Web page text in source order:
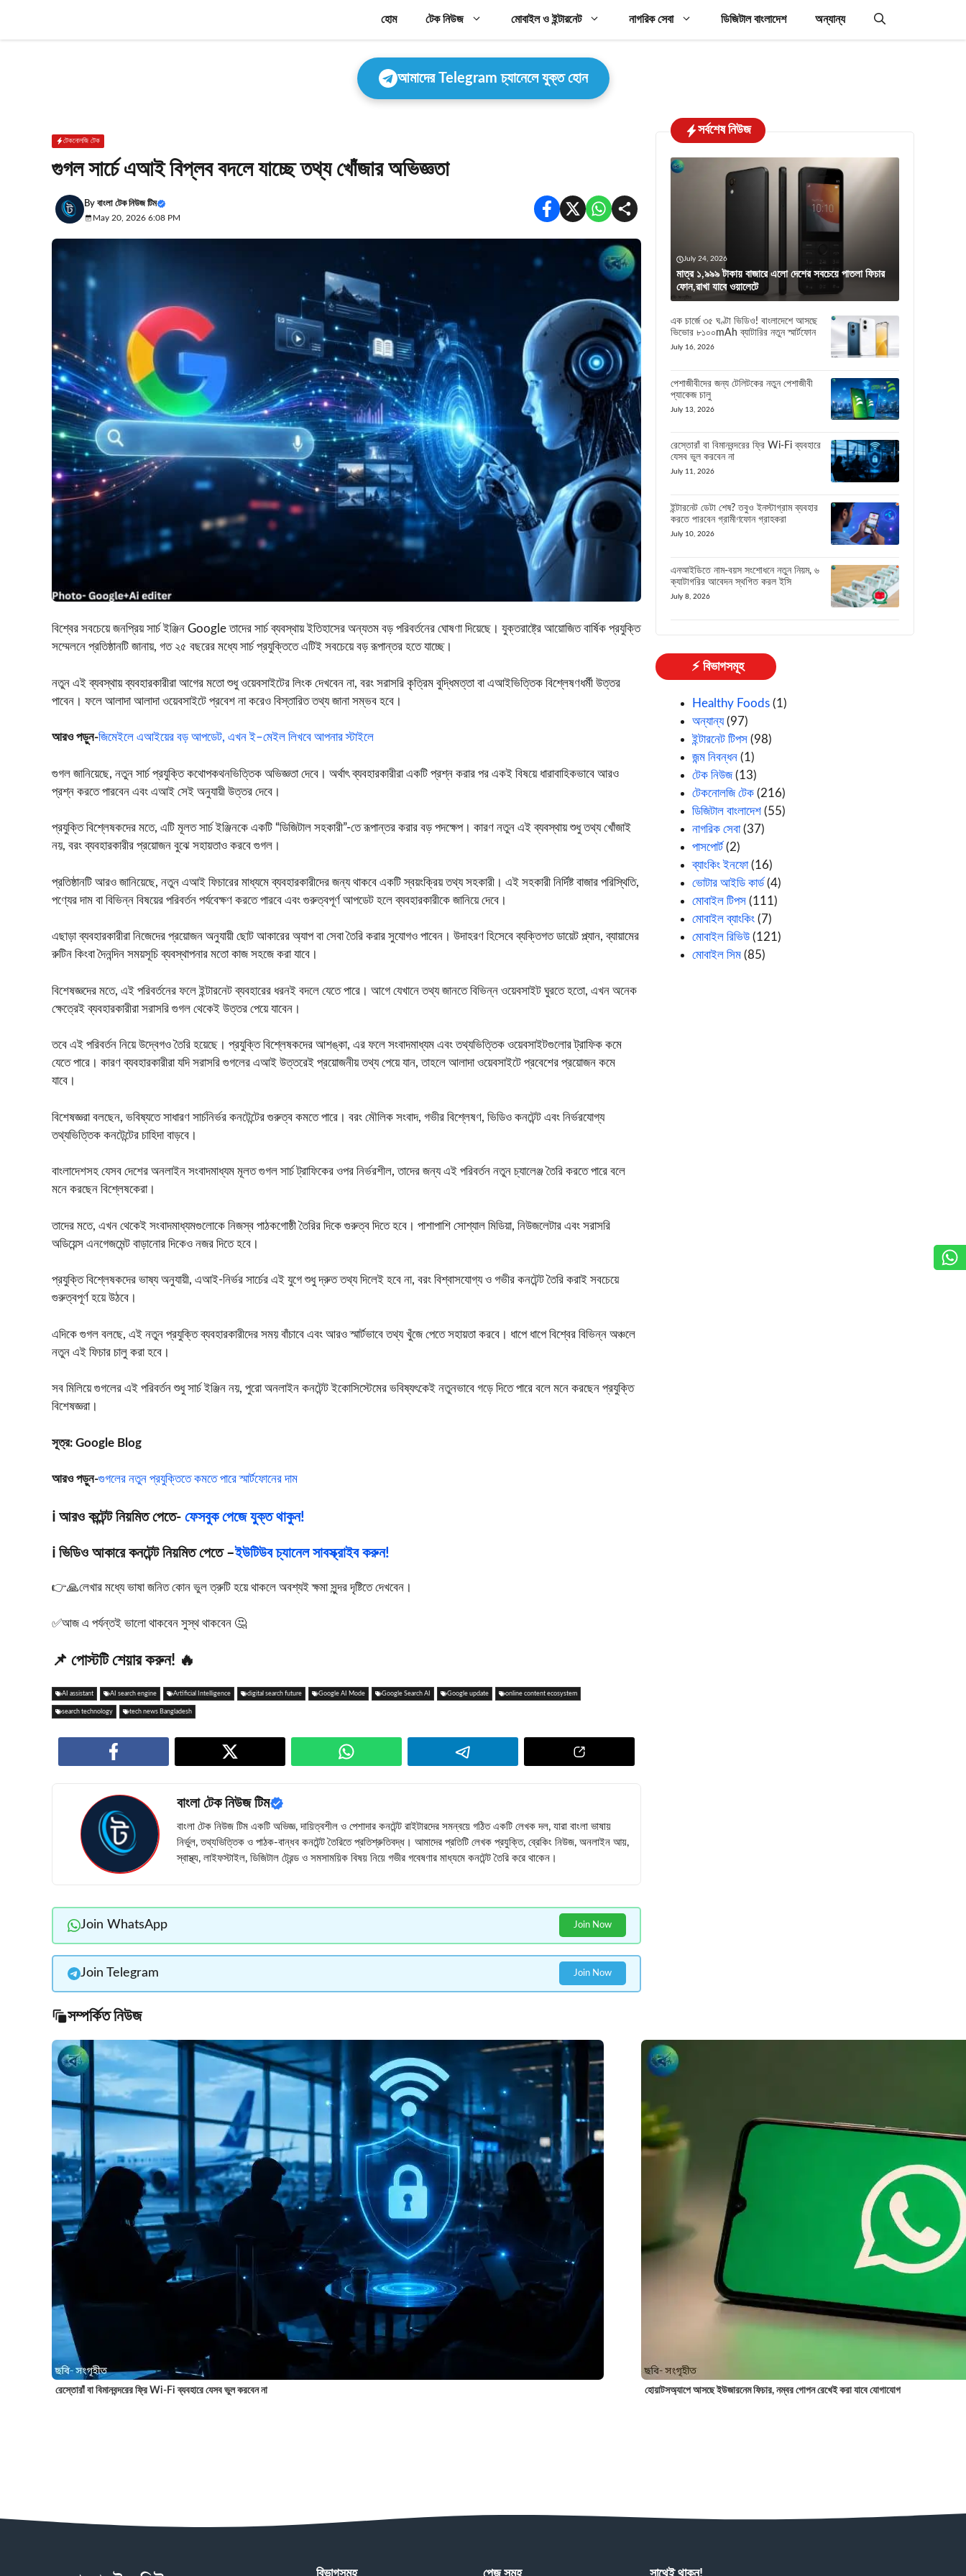
content
হোম টেক নিউজ মোবাইল ও ইন্টারনেট নাগরিক সেবা ডিজিটাল বাংলাদেশ অন্যান্য
আমাদের Telegram চ্যানেলে যুক্ত হোন
টেকনোলজি টেক
গুগল সার্চে এআই বিপ্লব বদলে যাচ্ছে তথ্য খোঁজার অভিজ্ঞতা
By বাংলা টেক নিউজ টিম
May 20, 2026 6:08 PM
বিশ্বের সবচেয়ে জনপ্রিয় সার্চ ইঞ্জিন Googleতাদের সার্চ ব্যবস্থায় ইতিহাসের অন্যতম বড় পরিবর্তনের ঘোষণা দিয়েছে। যুক্তরাষ্ট্রে আয়োজিত বার্ষিক প্রযুক্তি
সম্মেলনে প্রতিষ্ঠানটি জানায়, গত ২৫ বছরের মধ্যে সার্চ প্রযুক্তিতে এটিই সবচেয়ে বড় রূপান্তর হতে যাচ্ছে।
নতুন এই ব্যবস্থায় ব্যবহারকারীরা আগের মতো শুধু ওয়েবসাইটের লিংক দেখবেন না, বরং সরাসরি কৃত্রিম বুদ্ধিমত্তা বা এআইভিত্তিক বিশ্লেষণধর্মী উত্তর
পাবেন। ফলে আলাদা আলাদা ওয়েবসাইটে প্রবেশ না করেও বিস্তারিত তথ্য জানা সম্ভব হবে।
আরও পড়ুন-জিমেইলে এআইয়ের বড় আপডেট, এখন ই–মেইল লিখবে আপনার স্টাইলে
গুগল জানিয়েছে, নতুন সার্চ প্রযুক্তি কথোপকথনভিত্তিক অভিজ্ঞতা দেবে। অর্থাৎ ব্যবহারকারীরা একটি প্রশ্ন করার পর একই বিষয়ে ধারাবাহিকভাবে আরও
প্রশ্ন করতে পারবেন এবং এআই সেই অনুযায়ী উত্তর দেবে।
প্রযুক্তি বিশ্লেষকদের মতে, এটি মূলত সার্চ ইঞ্জিনকে একটি “ডিজিটাল সহকারী”-তে রূপান্তর করার বড় পদক্ষেপ। কারণ নতুন এই ব্যবস্থায় শুধু তথ্য খোঁজাই
নয়, বরং ব্যবহারকারীর প্রয়োজন বুঝে সহায়তাও করবে গুগল।
প্রতিষ্ঠানটি আরও জানিয়েছে, নতুন এআই ফিচারের মাধ্যমে ব্যবহারকারীদের জন্য থাকবে একটি স্বয়ংক্রিয় তথ্য সহকারী। এই সহকারী নির্দিষ্ট বাজার পরিস্থিতি,
পণ্যের দাম বা বিভিন্ন বিষয়ের পরিবর্তন পর্যবেক্ষণ করতে পারবে এবং গুরুত্বপূর্ণ আপডেট হলে ব্যবহারকারীকে জানিয়ে দেবে।
এছাড়া ব্যবহারকারীরা নিজেদের প্রয়োজন অনুযায়ী ছোট আকারের অ্যাপ বা সেবা তৈরি করার সুযোগও পাবেন। উদাহরণ হিসেবে ব্যক্তিগত ডায়েট প্ল্যান, ব্যায়ামের
রুটিন কিংবা দৈনন্দিন সময়সূচি ব্যবস্থাপনার মতো কাজ সহজে করা যাবে।
বিশেষজ্ঞদের মতে, এই পরিবর্তনের ফলে ইন্টারনেট ব্যবহারের ধরনই বদলে যেতে পারে। আগে যেখানে তথ্য জানতে বিভিন্ন ওয়েবসাইট ঘুরতে হতো, এখন অনেক
ক্ষেত্রেই ব্যবহারকারীরা সরাসরি গুগল থেকেই উত্তর পেয়ে যাবেন।
তবে এই পরিবর্তন নিয়ে উদ্বেগও তৈরি হয়েছে। প্রযুক্তি বিশ্লেষকদের আশঙ্কা, এর ফলে সংবাদমাধ্যম এবং তথ্যভিত্তিক ওয়েবসাইটগুলোর ট্রাফিক কমে
যেতে পারে। কারণ ব্যবহারকারীরা যদি সরাসরি গুগলের এআই উত্তরেই প্রয়োজনীয় তথ্য পেয়ে যান, তাহলে আলাদা ওয়েবসাইটে প্রবেশের প্রয়োজন কমে
যাবে।
বিশেষজ্ঞরা বলছেন, ভবিষ্যতে সাধারণ সার্চনির্ভর কনটেন্টের গুরুত্ব কমতে পারে। বরং মৌলিক সংবাদ, গভীর বিশ্লেষণ, ভিডিও কনটেন্ট এবং নির্ভরযোগ্য
তথ্যভিত্তিক কনটেন্টের চাহিদা বাড়বে।
বাংলাদেশসহ যেসব দেশের অনলাইন সংবাদমাধ্যম মূলত গুগল সার্চ ট্রাফিকের ওপর নির্ভরশীল, তাদের জন্য এই পরিবর্তন নতুন চ্যালেঞ্জ তৈরি করতে পারে বলে
মনে করছেন বিশ্লেষকেরা।
তাদের মতে, এখন থেকেই সংবাদমাধ্যমগুলোকে নিজস্ব পাঠকগোষ্ঠী তৈরির দিকে গুরুত্ব দিতে হবে। পাশাপাশি সোশ্যাল মিডিয়া, নিউজলেটার এবং সরাসরি
অডিয়েন্স এনগেজমেন্ট বাড়ানোর দিকেও নজর দিতে হবে।
প্রযুক্তি বিশ্লেষকদের ভাষ্য অনুযায়ী, এআই-নির্ভর সার্চের এই যুগে শুধু দ্রুত তথ্য দিলেই হবে না, বরং বিশ্বাসযোগ্য ও গভীর কনটেন্ট তৈরি করাই সবচেয়ে
গুরুত্বপূর্ণ হয়ে উঠবে।
এদিকে গুগল বলছে, এই নতুন প্রযুক্তি ব্যবহারকারীদের সময় বাঁচাবে এবং আরও স্মার্টভাবে তথ্য খুঁজে পেতে সহায়তা করবে। ধাপে ধাপে বিশ্বের বিভিন্ন অঞ্চলে
নতুন এই ফিচার চালু করা হবে।
সব মিলিয়ে গুগলের এই পরিবর্তন শুধু সার্চ ইঞ্জিন নয়, পুরো অনলাইন কনটেন্ট ইকোসিস্টেমের ভবিষ্যৎকেই নতুনভাবে গড়ে দিতে পারে বলে মনে করছেন প্রযুক্তি
বিশেষজ্ঞরা।
সূত্র: Google Blog
আরও পড়ুন-গুগলের নতুন প্রযুক্তিতে কমতে পারে স্মার্টফোনের দাম
ℹ️ আরও কন্টেন্ট নিয়মিত পেতে- ফেসবুক পেজে যুক্ত থাকুন!
ℹ️ ভিডিও আকারে কনটেন্ট নিয়মিত পেতে –ইউটিউব চ্যানেল সাবস্ক্রাইব করুন!
👉🙏লেখার মধ্যে ভাষা জনিত কোন ভুল ত্রুটি হয়ে থাকলে অবশ্যই ক্ষমা সুন্দর দৃষ্টিতে দেখবেন।
✅আজ এ পর্যন্তই ভালো থাকবেন সুস্থ থাকবেন 🤔
📌 পোস্টটি শেয়ার করুন! 🔥
AI assistant AI search engine Artificial Intelligence digital search future Google AI Mode Google Search AI Google update online content ecosystem
search technology tech news Bangladesh
বাংলা টেক নিউজ টিম
বাংলা টেক নিউজ টিম একটি অভিজ্ঞ, দায়িত্বশীল ও পেশাদার কনটেন্ট রাইটারদের সমন্বয়ে গঠিত একটি লেখক দল, যারা বাংলা ভাষায়
নির্ভুল, তথ্যভিত্তিক ও পাঠক-বান্ধব কনটেন্ট তৈরিতে প্রতিশ্রুতিবদ্ধ। আমাদের প্রতিটি লেখক প্রযুক্তি, ব্রেকিং নিউজ, অনলাইন আয়,
স্বাস্থ্য, লাইফস্টাইল, ডিজিটাল ট্রেন্ড ও সমসাময়িক বিষয় নিয়ে গভীর গবেষণার মাধ্যমে কনটেন্ট তৈরি করে থাকেন।
Join WhatsApp Join Now
Join Telegram Join Now
সম্পর্কিত নিউজ
রেস্তোরাঁ বা বিমানবন্দরের ফ্রি Wi-Fi ব্যবহারে যেসব ভুল করবেন না হোয়াটসঅ্যাপে আসছে ইউজারনেম ফিচার, নম্বর গোপন রেখেই করা যাবে যোগাযোগ
সর্বশেষ নিউজ
July 24, 2026
মাত্র ১,৯৯৯ টাকায় বাজারে এলো দেশের সবচেয়ে পাতলা ফিচার
ফোন,রাখা যাবে ওয়ালেটে
এক চার্জে ৩৫ ঘণ্টা ভিডিও! বাংলাদেশে আসছে
ভিভোর ৮১০০mAh ব্যাটারির নতুন স্মার্টফোন
July 16, 2026
পেশাজীবীদের জন্য টেলিটকের নতুন পেশাজীবী
প্যাকেজ চালু
July 13, 2026
রেস্তোরাঁ বা বিমানবন্দরের ফ্রি Wi-Fi ব্যবহারে
যেসব ভুল করবেন না
July 11, 2026
ইন্টারনেট ডেটা শেষ? তবুও ইনস্টাগ্রাম ব্যবহার
করতে পারবেন গ্রামীণফোন গ্রাহকরা
July 10, 2026
এনআইডিতে নাম-বয়স সংশোধনে নতুন নিয়ম, ৬
ক্যাটাগরির আবেদন স্থগিত করল ইসি
July 8, 2026
⚡ বিভাগসমূহ
Healthy Foods (1)
অন্যান্য(97)
ইন্টারনেট টিপস (98)
জন্ম নিবন্ধন (1)
টেক নিউজ(13)
টেকনোলজি টেক (216)
ডিজিটাল বাংলাদেশ (55)
নাগরিক সেবা(37)
পাসপোর্ট (2)
ব্যাংকিং ইনফো(16)
ভোটার আইডি কার্ড (4)
মোবাইল টিপস (111)
মোবাইল ব্যাংকিং (7)
মোবাইল রিভিউ (121)
মোবাইল সিম (85)